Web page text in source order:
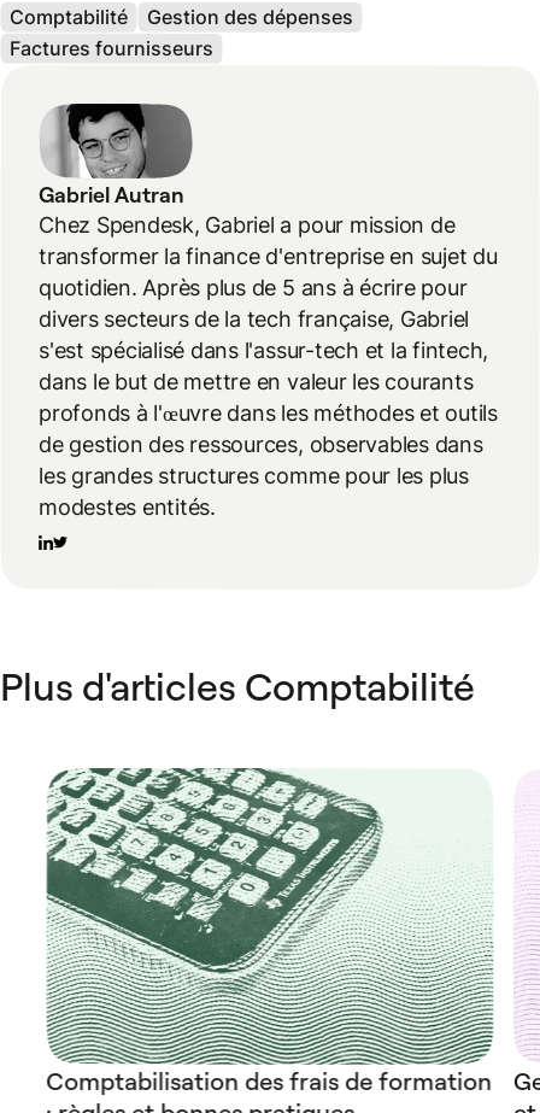
Comptabilité
Gestion des dépenses
Factures fournisseurs
Gabriel Autran
Chez Spendesk, Gabriel a pour mission de
transformer la finance d'entreprise en sujet du
quotidien. Après plus de 5 ans à écrire pour
divers secteurs de la tech française, Gabriel
s'est spécialisé dans l'assur-tech et la fintech,
dans le but de mettre en valeur les courants
profonds à l'œuvre dans les méthodes et outils
de gestion des ressources, observables dans
les grandes structures comme pour les plus
modestes entités.
Plus d'articles Comptabilité
Comptabilisation des frais de formation